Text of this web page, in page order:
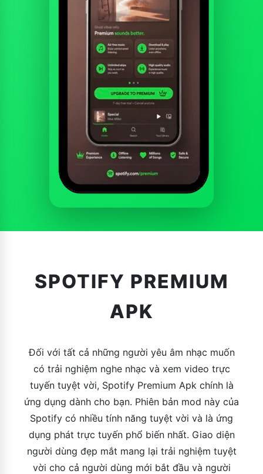
SPOTIFY PREMIUM
APK
Đối với tất cả những người yêu âm nhạc muốn
có trải nghiệm nghe nhạc và xem video trực
tuyến tuyệt vời, Spotify Premium Apk chính là
ứng dụng dành cho bạn. Phiên bản mod này của
Spotify có nhiều tính năng tuyệt vời và là ứng
dụng phát trực tuyến phổ biến nhất. Giao diện
người dùng đẹp mắt mang lại trải nghiệm tuyệt
vời cho cả người dùng mới bắt đầu và người